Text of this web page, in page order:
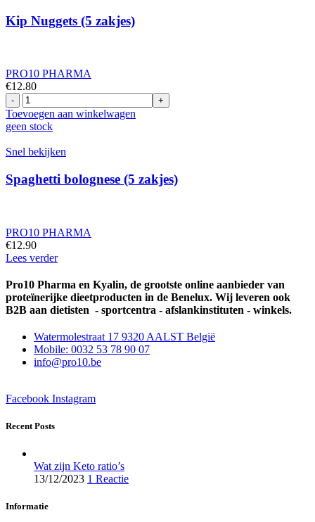
Kip Nuggets (5 zakjes)
PRO10 PHARMA
€12.80
Kip
Nuggets
(5
aantal
Toevoegen aan winkelwagen
geen stock
Snel bekijken
Spaghetti bolognese (5 zakjes)
PRO10 PHARMA
€12.90
Lees verder
Pro10 Pharma en Kyalin, de grootste online aanbieder van
proteïnerijke dieetproducten in de Benelux. Wij leveren ook
B2B aan dietisten - sportcentra - afslankinstituten - winkels.
Watermolestraat 17 9320 AALST België
Mobile: 0032 53 78 90 07
info@pro10.be
Facebook Instagram
Recent Posts
Wat zijn Keto ratio’s
13/12/2023 1 Reactie
Informatie